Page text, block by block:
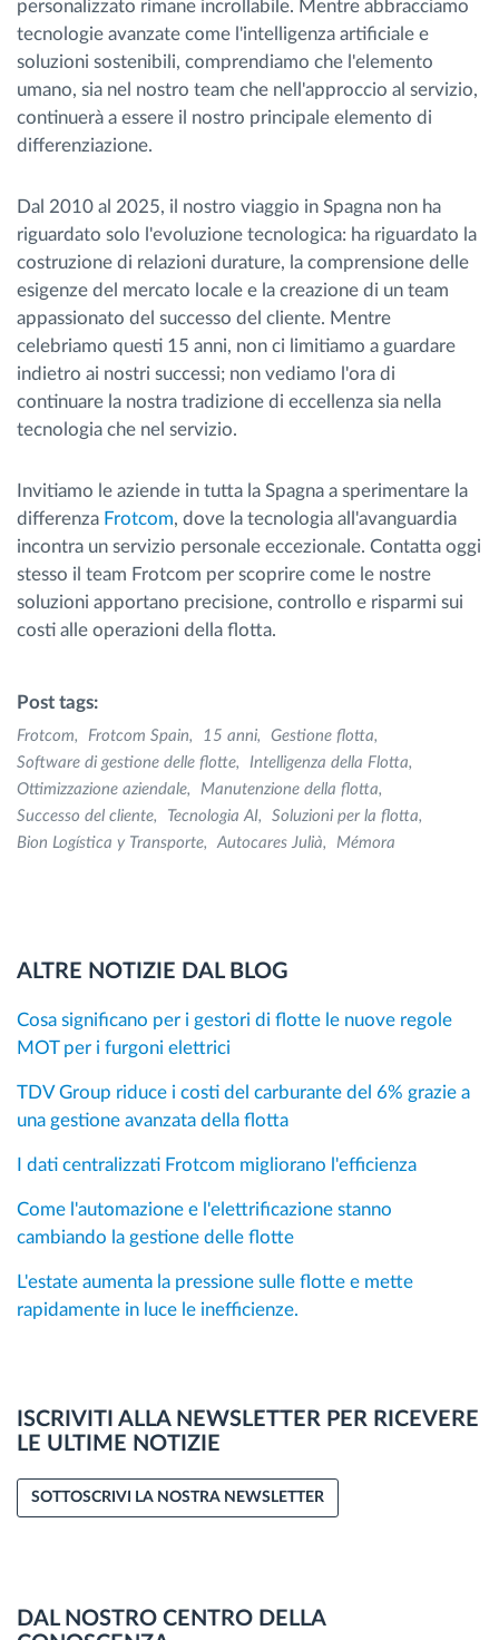
personalizzato rimane incrollabile. Mentre abbracciamo
tecnologie avanzate come l'intelligenza artificiale e
soluzioni sostenibili, comprendiamo che l'elemento
umano, sia nel nostro team che nell'approccio al servizio,
continuerà a essere il nostro principale elemento di
differenziazione.
Dal 2010 al 2025, il nostro viaggio in Spagna non ha
riguardato solo l'evoluzione tecnologica: ha riguardato la
costruzione di relazioni durature, la comprensione delle
esigenze del mercato locale e la creazione di un team
appassionato del successo del cliente. Mentre
celebriamo questi 15 anni, non ci limitiamo a guardare
indietro ai nostri successi; non vediamo l'ora di
continuare la nostra tradizione di eccellenza sia nella
tecnologia che nel servizio.
Invitiamo le aziende in tutta la Spagna a sperimentare la
differenza Frotcom, dove la tecnologia all'avanguardia
incontra un servizio personale eccezionale. Contatta oggi
stesso il team Frotcom per scoprire come le nostre
soluzioni apportano precisione, controllo e risparmi sui
costi alle operazioni della flotta.
Post tags:
Frotcom Frotcom Spain 15 anni
Gestione flotta
Software di gestione delle flotte
Intelligenza della Flotta
Ottimizzazione aziendale
Manutenzione della flotta
Successo del cliente
Tecnologia AI
Soluzioni per la flotta
Bion Logística y Transporte
Autocares Julià Mémora
ALTRE NOTIZIE DAL BLOG
Cosa significano per i gestori di flotte le nuove regole
MOT per i furgoni elettrici
TDV Group riduce i costi del carburante del 6% grazie a
una gestione avanzata della flotta
I dati centralizzati Frotcom migliorano l'efficienza
Come l'automazione e l'elettrificazione stanno
cambiando la gestione delle flotte
L'estate aumenta la pressione sulle flotte e mette
rapidamente in luce le inefficienze.
ISCRIVITI ALLA NEWSLETTER PER RICEVERE
LE ULTIME NOTIZIE
SOTTOSCRIVI LA NOSTRA NEWSLETTER
DAL NOSTRO CENTRO DELLA